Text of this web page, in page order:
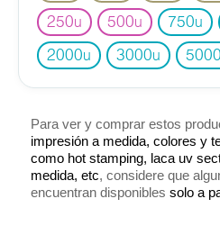
250u 500u 750u
2000u 3000u 5000
Para ver y comprar estos
impresión a medida, colores y
como hot stamping, laca uv
medida, etc, considere que
encuentran disponibles solo a